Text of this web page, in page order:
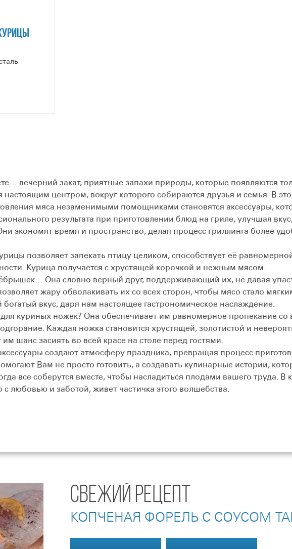
вечерний закат, приятные запахи природы, которые появляются
настоящим центром, вокруг которого собираются друзья и семья. В
мяса незаменимыми помощниками становятся аксессуары,
результата при приготовлении блюд на гриле, улучшая
экономят время и пространство, делая процесс гриллинга более
позволяет запекать птицу целиком, способствует её
Курица получается с хрустящей корочкой и нежным мясом.
Она словно верный друг, поддерживающий их, не давая
жару обволакивать их со всех сторон, чтобы мясо стало
богатый вкус, даря нам настоящее гастрономическое наслаждение.
куриных ножек? Она обеспечивает им равномерное пропекание со
Каждая ножка становится хрустящей, золотистой и
им шанс засиять во всей красе на столе перед гостями.
создают атмосферу праздника, превращая процесс
Вам не просто готовить, а создавать кулинарные истории,
все соберутся вместе, чтобы насладиться плодами вашего труда. В
с любовью и заботой, живет частичка этого волшебства.
СВЕЖИЙ РЕЦЕПТ
КОПЧЕНАЯ ФОРЕЛЬ С СОУСОМ